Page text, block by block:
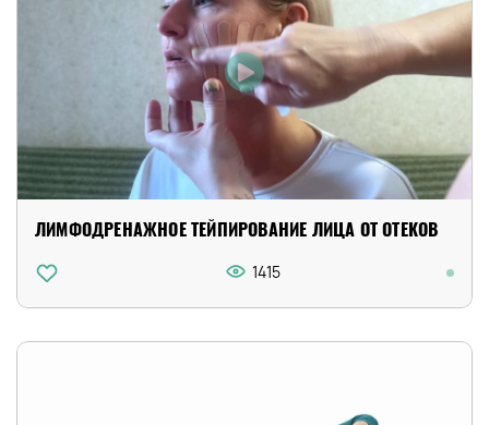
ЛИМФОДРЕНАЖНОЕ ТЕЙПИРОВАНИЕ ЛИЦА ОТ ОТЕКОВ
1415